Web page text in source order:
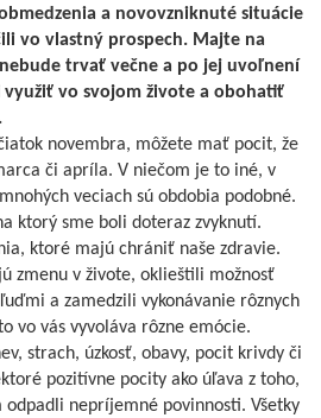
a novovzniknuté situácie
vo vlastný prospech. Majte na
trvať večne a po jej uvoľnení
využiť vo svojom živote a obohatiť
novembra, môžete mať pocit, že
či apríla. V niečom je to iné, v
veciach sú obdobia podobné.
ktorý sme boli doteraz zvyknutí.
ktoré majú chrániť naše zdravie.
zmenu v živote, oklieštili možnosť
a zamedzili vykonávanie rôznych
vo vás vyvoláva rôzne emócie.
strach, úzkosť, obavy, pocit krivdy či
pozitívne pocity ako úľava z toho,
odpadli nepríjemné povinnosti. Všetky